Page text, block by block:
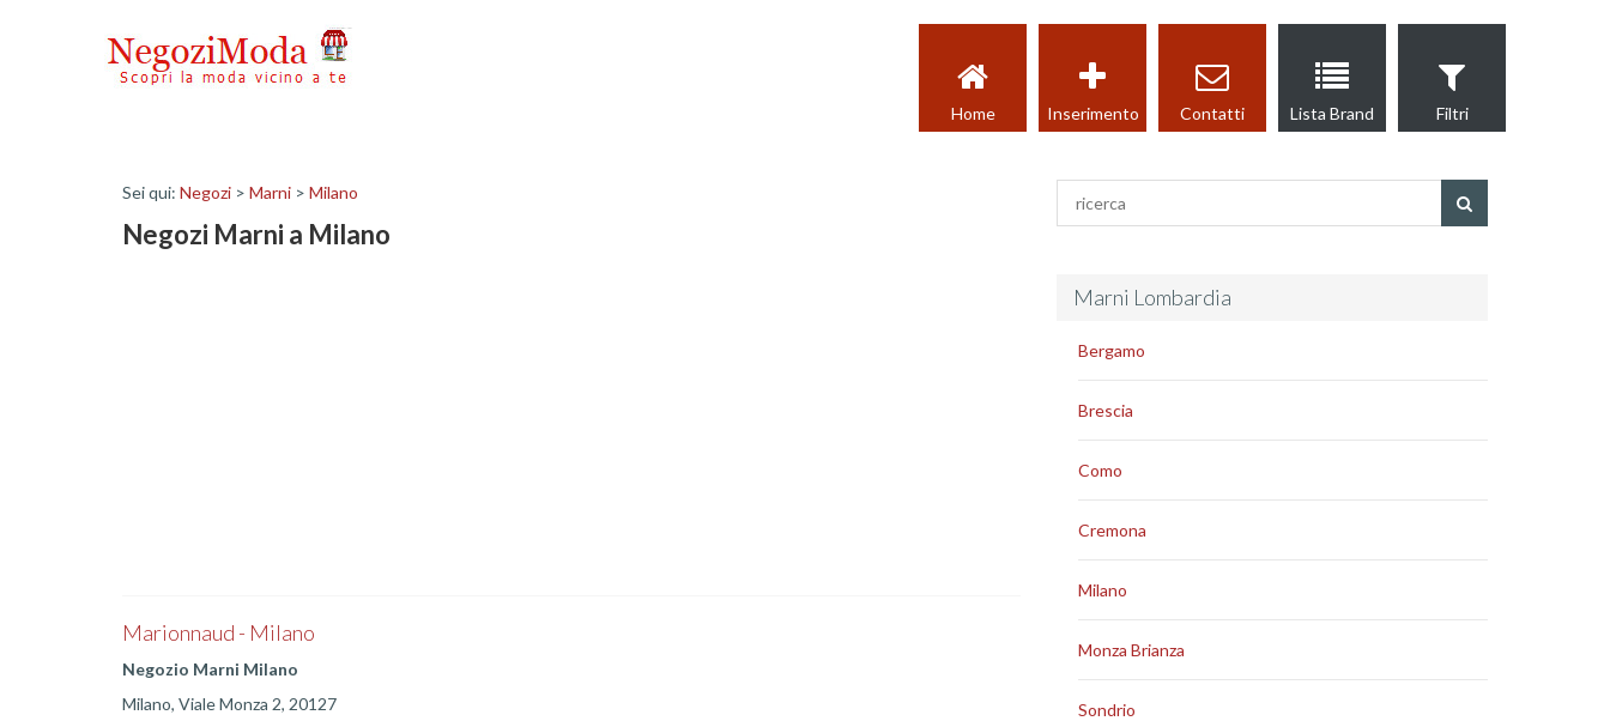
Home Inserimento Contatti Lista Brand Filtri
Sei qui: Negozi > Marni > Milano
Negozi Marni a Milano
Marionnaud - Milano
Negozio Marni Milano
Milano, Viale Monza 2, 20127
Marni Lombardia
Bergamo
Brescia
Como
Cremona
Milano
Monza Brianza
Sondrio